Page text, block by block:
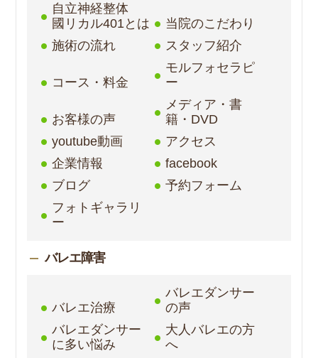
自立神経整体
國リカル401とは
当院のこだわり
施術の流れ
スタッフ紹介
コース・料金
モルフォセラピ
ー
お客様の声
メディア・書
籍・DVD
youtube動画
アクセス
企業情報
facebook
ブログ
予約フォーム
フォトギャラリ
ー
バレエ障害
バレエ治療
バレエダンサー
の声
バレエダンサー
に多い悩み
大人バレエの方
へ